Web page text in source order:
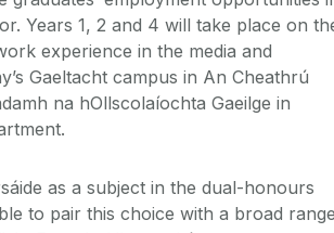
Years 1, 2 and 4 will take place on
experience in the media and
Gaeltacht campus in An Cheathrú
na hOllscolaíochta Gaeilge in
as a subject in the dual-honours
to pair this choice with a broad range